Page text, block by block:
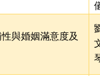
與婚姻滿意度及